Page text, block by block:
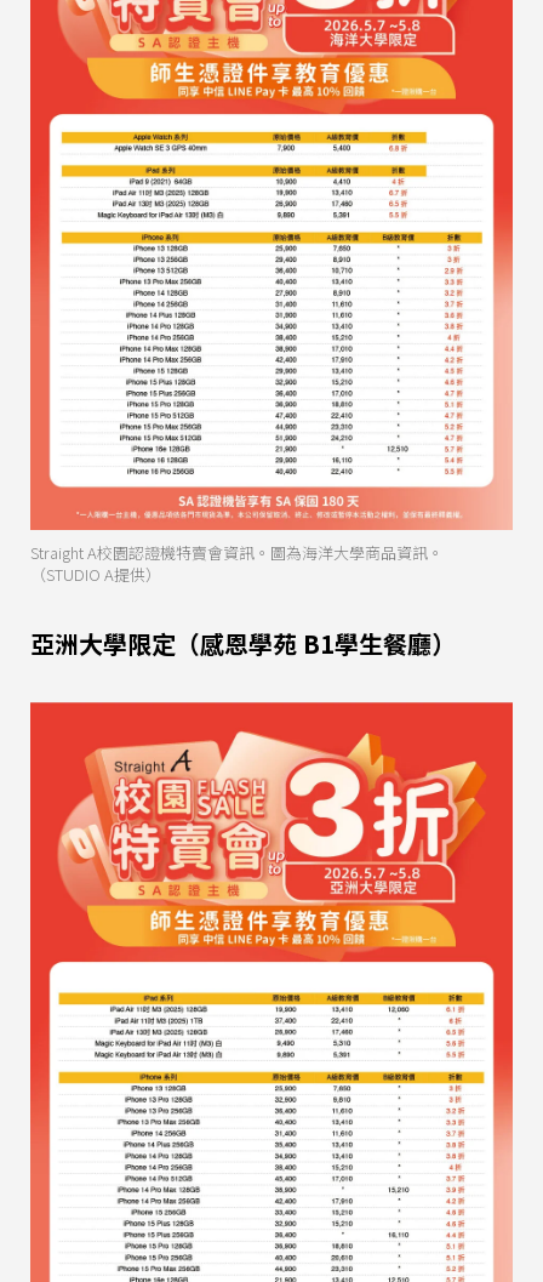
Straight A校園認證機特賣會資訊。圖為海洋大學商品資訊。
（STUDIO A提供）
亞洲大學限定（感恩學苑 B1學生餐廳）